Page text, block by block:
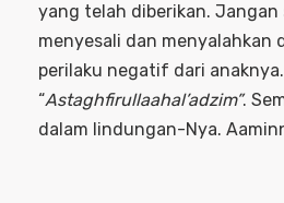
yang telah diberikan. Jangan
menyesali dan menyalahkan
perilaku negatif dari anaknya.
“Astaghfirullaahal’adzim”.
dalam lindungan-Nya.